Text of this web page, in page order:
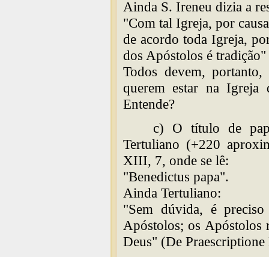
Ainda S. Ireneu dizia a
"Com tal Igreja, por
de acordo toda Igreja,
dos Apóstolos é
Todos devem,
querem estar na Igreja
Entende?
c) O título de
Tertuliano (+220
XIII, 7, onde se lê:
"Benedictus papa".
Ainda Tertuliano:
"Sem dúvida, é
Apóstolos; os Apóstolos
Deus" (De